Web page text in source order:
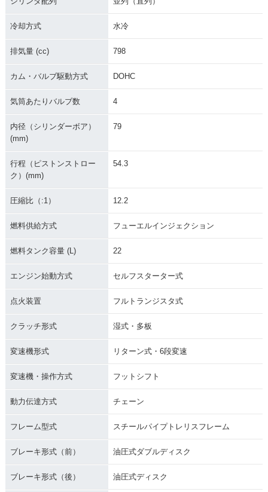
冷却方式 水冷
排気量 (cc) 798
カム・バルブ駆動方式 DOHC
気筒あたりバルブ数 4
内径（シリンダーボア）
(mm)
79
行程（ピストンストロー
ク）(mm)
54.3
圧縮比（:1） 12.2
燃料供給方式 フューエルインジェクション
燃料タンク容量 (L) 22
エンジン始動方式 セルフスターター式
点火装置 フルトランジスタ式
クラッチ形式 湿式・多板
変速機形式 リターン式・6段変速
変速機・操作方式 フットシフト
動力伝達方式 チェーン
フレーム型式 スチールパイプトレリスフレーム
ブレーキ形式（前） 油圧式ダブルディスク
ブレーキ形式（後） 油圧式ディスク